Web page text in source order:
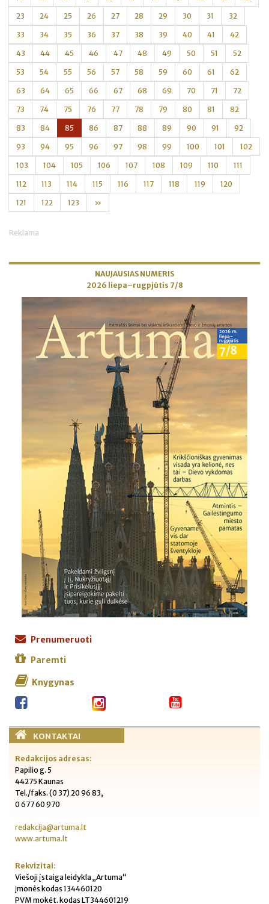
23 24 25 26 27 28 29 30 31 32
33 34 35 36 37 38 39 40 41 42
43 44 45 46 47 48 49 50 51 52
53 54 55 56 57 58 59 60 61 62
63 64 65 66 67 68 69 70 71 72
73 74 75 76 77 78 79 80 81 82
83 84 85 86 87 88 89 90 91 92
93 94 95 96 97 98 99 100 101 102
103 104 105 106 107 108 109 110 111
112 113 114 115 116 117 118 119 120
121 122 123 »
Reklama
NAUJAUSIAS NUMERIS
2026 liepa–rugpjūtis 7/8
Prenumeruoti
Paremti
Knygynas
KONTAKTAI
Redakcijos adresas:
Papilio g. 5
44275 Kaunas
Tel./faks. (0 37) 20 96 83,
0 677 60 970
redakcija@artuma.lt
www.artuma.lt
Rekvizitai:
Viešoji įstaiga leidykla „Artuma“
Įmonės kodas 134460120
PVM mokėt. kodas LT344601219